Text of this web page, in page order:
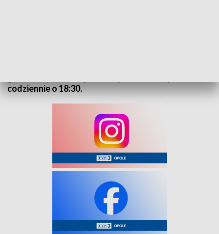
codziennie o 18:30.